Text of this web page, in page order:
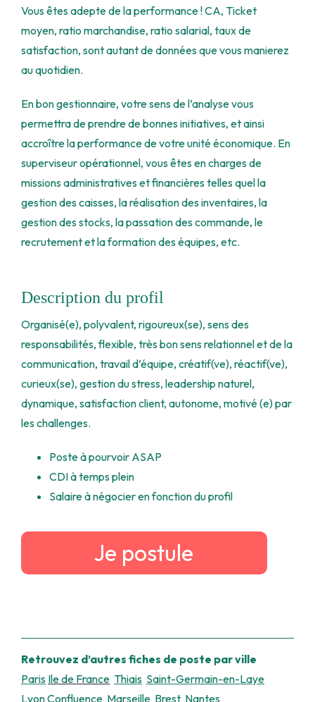
Vous êtes adepte de la performance ! CA, Ticket
moyen, ratio marchandise, ratio salarial, taux de
satisfaction, sont autant de données que vous manierez
au quotidien.
En bon gestionnaire, votre sens de l’analyse vous
permettra de prendre de bonnes initiatives, et ainsi
accroître la performance de votre unité économique. En
superviseur opérationnel, vous êtes en charges de
missions administratives et financières telles quel la
gestion des caisses, la réalisation des inventaires, la
gestion des stocks, la passation des commande, le
recrutement et la formation des équipes, etc.
Description du profil
Organisé(e), polyvalent, rigoureux(se), sens des
responsabilités, flexible, très bon sens relationnel et de la
communication, travail d’équipe, créatif(ve), réactif(ve),
curieux(se), gestion du stress, leadership naturel,
dynamique, satisfaction client, autonome, motivé (e) par
les challenges.
Poste à pourvoir ASAP
CDI à temps plein
Salaire à négocier en fonction du profil
Je postule
Retrouvez d’autres fiches de poste par ville
Paris Ile de France Thiais Saint-Germain-en-Laye
Lyon Confluence Marseille Brest Nantes